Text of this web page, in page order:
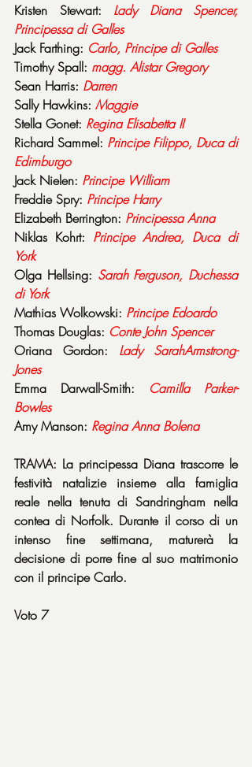
Kristen Stewart: Lady Diana Spencer,
Principessa di Galles
Jack Farthing: Carlo, Principe di Galles
Timothy Spall: magg. Alistar Gregory
Sean Harris: Darren
Sally Hawkins: Maggie
Stella Gonet: Regina Elisabetta II
Richard Sammel: Principe Filippo, Duca di
Edimburgo
Jack Nielen: Principe William
Freddie Spry: Principe Harry
Elizabeth Berrington: Principessa Anna
Niklas Kohrt: Principe Andrea, Duca di
York
Olga Hellsing: Sarah Ferguson, Duchessa
di York
Mathias Wolkowski: Principe Edoardo
Thomas Douglas: Conte John Spencer
Oriana Gordon: Lady SarahArmstrong-
Jones
Emma Darwall-Smith: Camilla Parker-
Bowles
Amy Manson: Regina Anna Bolena
TRAMA: La principessa Diana trascorre le
festività natalizie insieme alla famiglia
reale nella tenuta di Sandringham nella
contea di Norfolk. Durante il corso di un
intenso fine settimana, maturerà la
decisione di porre fine al suo matrimonio
con il principe Carlo.
Voto 7